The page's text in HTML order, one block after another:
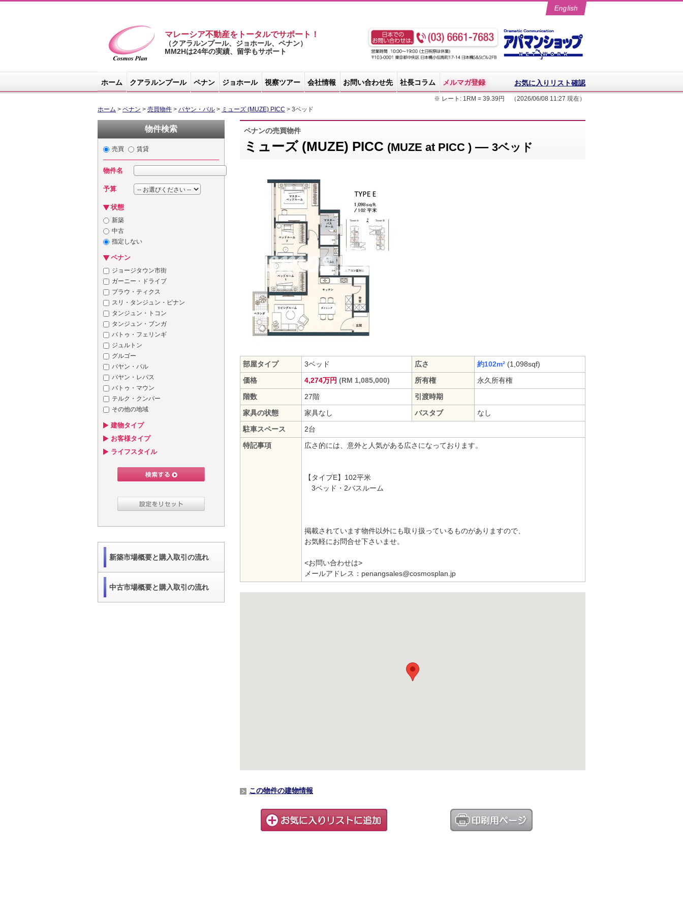
English
コスモスプラ
マレーシア不動産をトータルでサポート！
（クアラルンプール、ジョホール、ペナン）
MM2Hは24年の実績、留学もサポート
ホーム クアラルンプール ペナン ジョホール 視察ツアー 会社情報 お問い合わせ先 社長コラム メルマガ登録 お気に入りリスト確認
※ レート: 1RM = 39.39円 （2026/06/08 11:27 現在）
ホーム > ペナン > 売買物件 > バヤン・バル > ミューズ (MUZE) PICC > 3ベッド
物件検索
売買 賃貸
物件名
予算
状態
新築
中古
指定しない
ペナン
ジョージタウン市街
ガーニー・ドライブ
プラウ・ティクス
スリ・タンジュン・ピナン
タンジュン・トコン
タンジュン・ブンガ
バトゥ・フェリンギ
ジュルトン
グルゴー
バヤン・バル
バヤン・レパス
バトゥ・マウン
テルク・クンバー
その他の地域
建物タイプ
お客様タイプ
ライフスタイル
新築市場概要と購入取引の流れ
中古市場概要と購入取引の流れ
ペナンの売買物件
ミューズ (MUZE) PICC (MUZE at PICC ) — 3ベッド
部屋タイプ 3ベッド 広さ 約102m² (1,098sqf)
価格
4,274万円 (RM 1,085,000) 所有権
永久所有権
階数
27階
引渡時期
家具の状態
家具なし バスタブ
なし
駐車スペース
2台
特記事項
広さ的には、意外と人気がある広さになっております。
【タイプE】102平米
3ベッド・2バスルーム
掲載されています物件以外にも取り扱っているものがありますので、
お気軽にお問合せ下さいませ。
<お問い合わせは>
メールアドレス：penangsales@cosmosplan.jp
この物件の建物情報